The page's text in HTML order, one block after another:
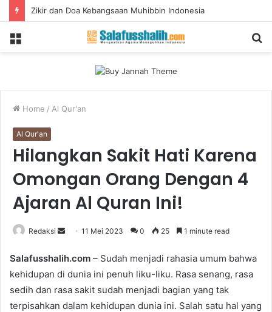
Zikir dan Doa Kebangsaan Muhibbin Indonesia
Home / Al Qur'an
Al Qur'an
Hilangkan Sakit Hati Karena
Omongan Orang Dengan 4
Ajaran Al Quran Ini!
Redaksi
n
d
a
n
11 Mei 2023 0 25 1 minute read
Salafusshalih.com – Sudah menjadi rahasia umum bahwa
kehidupan di dunia ini penuh liku-liku. Rasa senang, rasa
sedih dan rasa sakit sudah menjadi bagian yang tak
terpisahkan dalam kehidupan dunia ini. Salah satu hal yang